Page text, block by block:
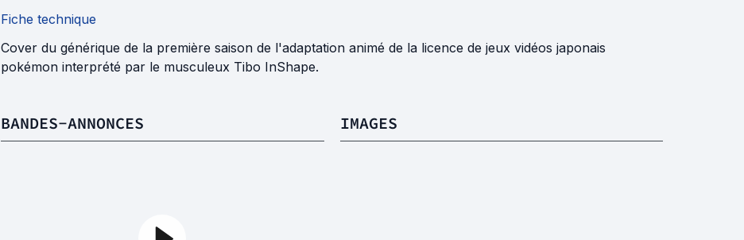
Fiche technique
Cover du générique de la première saison de l'adaptation animé de la licence de jeux vidéos japonais
pokémon interprété par le musculeux Tibo InShape.
BANDES-ANNONCES IMAGES